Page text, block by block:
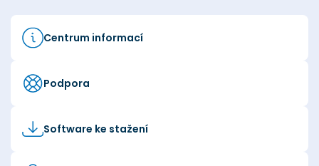
Centrum informací
Podpora
Software ke stažení